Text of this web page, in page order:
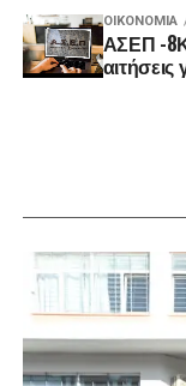
ΟΙΚΟΝΟΜΊΑ
ΑΣΕΠ -
αιτήσεις